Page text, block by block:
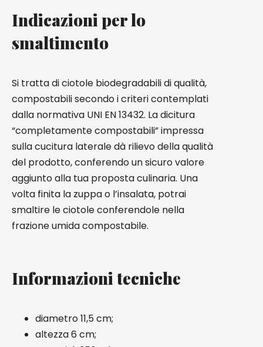
Indicazioni per lo
smaltimento
Si tratta di ciotole biodegradabili di qualità,
compostabili secondo i criteri contemplati
dalla normativa UNI EN 13432. La dicitura
“completamente compostabili” impressa
sulla cucitura laterale dà rilievo della qualità
del prodotto, conferendo un sicuro valore
aggiunto alla tua proposta culinaria. Una
volta finita la zuppa o l’insalata, potrai
smaltire le ciotole conferendole nella
frazione umida compostabile.
Informazioni tecniche
diametro 11,5 cm;
altezza 6 cm;